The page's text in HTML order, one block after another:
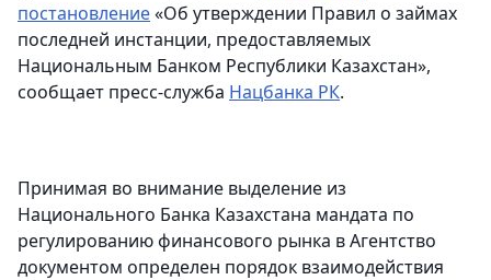
постановление«Об утверждении Правил о займах
последней инстанции, предоставляемых
Национальным Банком Республики Казахстан»,
сообщает пресс-служба Нацбанка РК.
Принимая во внимание выделение из
Национального Банка Казахстана мандата по
регулированию финансового рынка в Агентство
документом определен порядок взаимодействия